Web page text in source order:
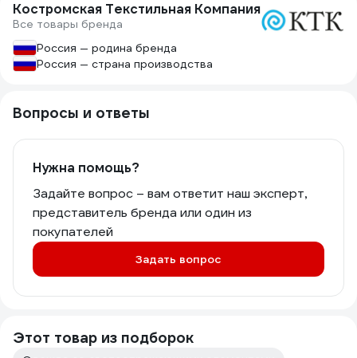
Костромская Текстильная Компания
Все товары бренда
Россия — родина бренда
Россия — страна производства
Вопросы и ответы
Нужна помощь?
Задайте вопрос – вам ответит наш эксперт,
представитель бренда или один из
покупателей
Задать вопрос
Этот товар из подборок